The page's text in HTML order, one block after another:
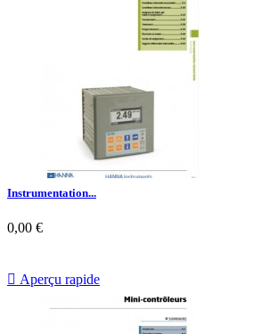
Instrumentation...
0,00 €
 Aperçu rapide